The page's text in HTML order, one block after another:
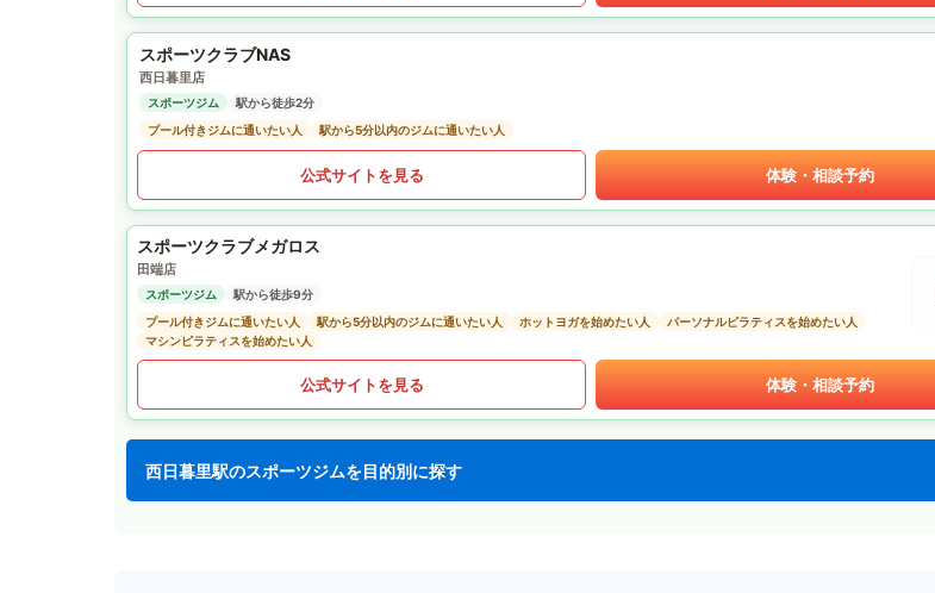
スポーツクラブNAS
西日暮里店
スポーツジム
駅から徒歩2分
プール付きジムに通いたい人
駅から5分以内のジムに通いたい人
公式サイトを見る 体験・相談予約
スポーツクラブメガロス
田端店
スポーツジム
駅から徒歩9分
プール付きジムに通いたい人
駅から5分以内のジムに通いたい人 ホットヨガを始めたい人
パーソナルピラティスを始めたい人
マシンピラティスを始めたい人
公式サイトを見る 体験・相談予約
西日暮里駅のスポーツジムを目的別に探す